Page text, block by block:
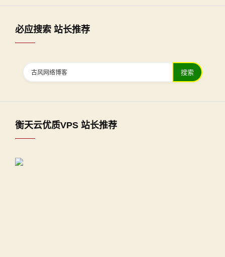
必应搜索 站长推荐
搜索
衡天云优质VPS 站长推荐